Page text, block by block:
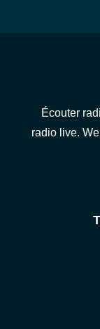
Écouter
radio live.